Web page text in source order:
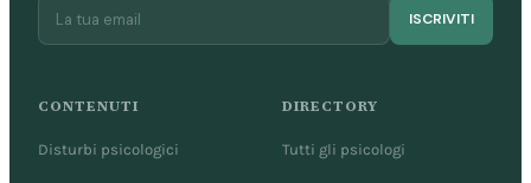
ISCRIVITI
CONTENUTI
Disturbi psicologici
DIRECTORY
Tutti gli psicologi